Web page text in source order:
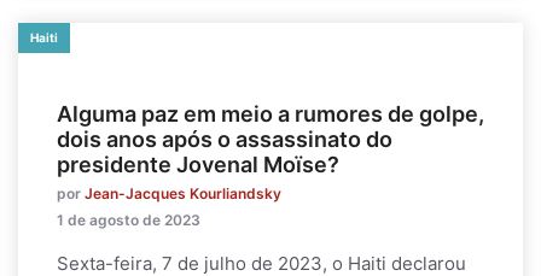
Haiti
Alguma paz em meio a rumores de golpe,
dois anos após o assassinato do
presidente Jovenal Moïse?
por Jean-Jacques Kourliandsky
1 de agosto de 2023
Sexta-feira, 7 de julho de 2023, o Haiti declarou